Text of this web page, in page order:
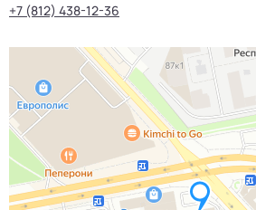
+7 (812) 438-12-36